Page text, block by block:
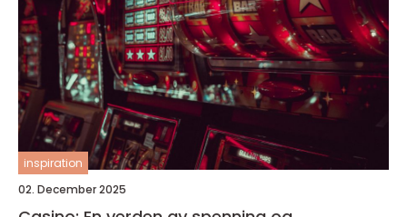
inspiration
02. December 2025